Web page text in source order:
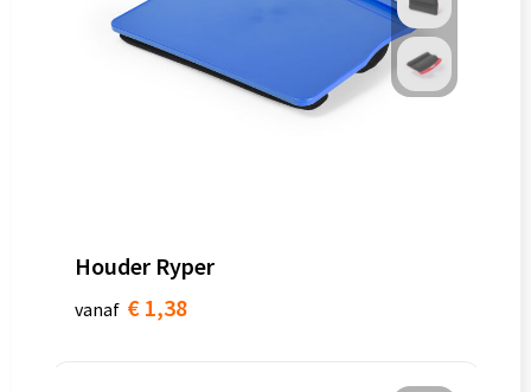
Houder Ryper
vanaf € 1,38